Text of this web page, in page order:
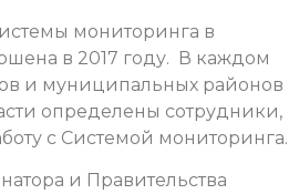
мониторинга в
в 2017 году. В каждом
и муниципальных районов
определены сотрудники,
с Системой мониторинга.
и Правительства